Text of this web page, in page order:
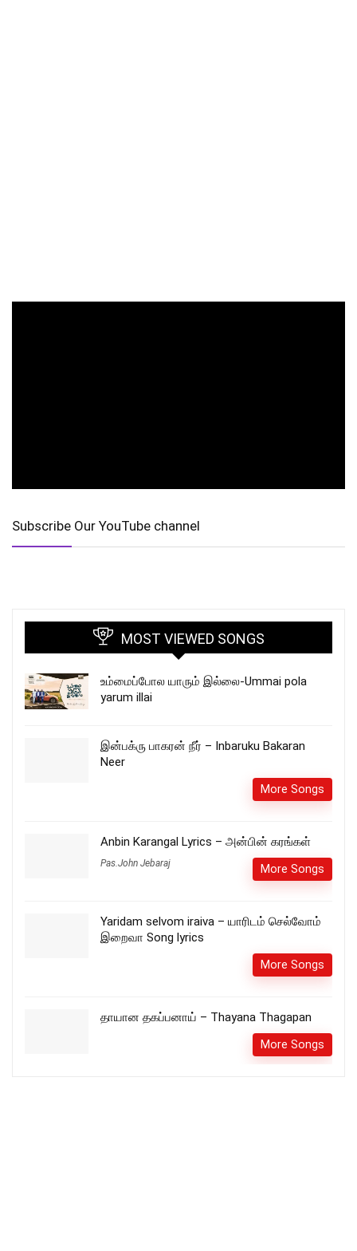
Subscribe Our YouTube channel
MOST VIEWED SONGS
உம்மைப்போல யாரும் இல்லை-Ummai pola
yarum illai
இன்பக்ரு பாகரன் நீர் – Inbaruku Bakaran
Neer
More Songs
Anbin Karangal Lyrics – அன்பின் கரங்கள்
Pas.John Jebaraj More Songs
Yaridam selvom iraiva – யாரிடம் செல்வோம்
இறைவா Song lyrics
More Songs
தாயான தகப்பனாய் – Thayana Thagapan
More Songs